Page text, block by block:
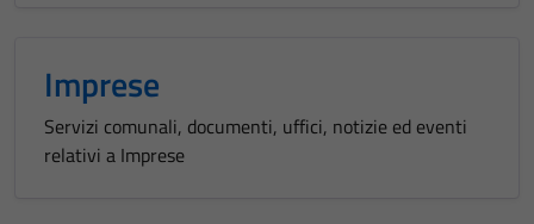
Imprese
Servizi comunali, documenti, uffici, notizie ed eventi
relativi a Imprese